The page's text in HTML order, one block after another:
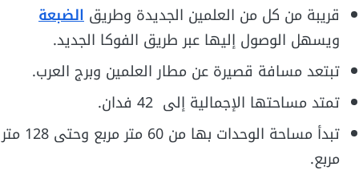
قريبة من كل من العلمين الجديدة وطريق الضبعة
ويسهل الوصول إليها عبر طريق الفوكا الجديد.
تبتعد مسافة قصيرة عن مطار العلمين وبرج العرب.
تمتد مساحتها الإجمالية إلى 42 فدان.
تبدأ مساحة الوحدات بها من 60 متر مربع وحتى 128 متر
مربع.